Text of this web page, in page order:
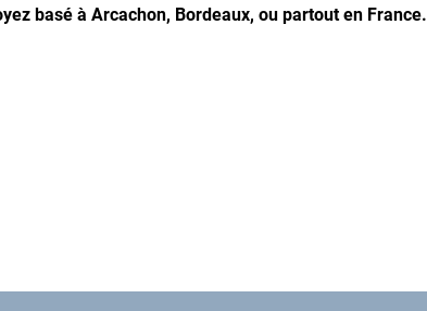
basé à Arcachon, Bordeaux, ou partout en France.